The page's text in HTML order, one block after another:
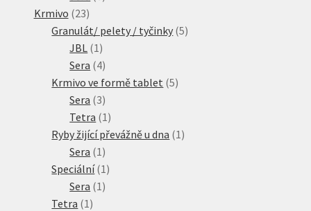
Krmivo 2323
produktů
Granulát/ pelety / tyčinky 55
JBL 1 1
produkt
Sera 44
produkty
Krmivo ve formě tablet 55
Sera 33
produkty
Tetra 1 1
produkt
Ryby žijící převážně u dna 1 1
Sera 1 1
produkt
Speciální 1 1
Sera 1 1
Tetra 1 1